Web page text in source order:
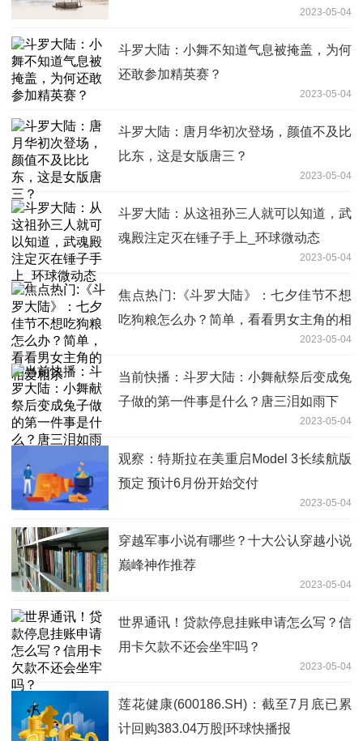
2023-05-04
斗罗大陆：小舞不知道气息被掩盖，为何
还敢参加精英赛？
2023-05-04
斗罗大陆：唐月华初次登场，颜值不及比
比东，这是女版唐三？
2023-05-04
斗罗大陆：从这祖孙三人就可以知道，武
魂殿注定灭在锤子手上_环球微动态
2023-05-04
焦点热门:《斗罗大陆》：七夕佳节不想
吃狗粮怎么办？简单，看看男女主角的相
2023-05-04
当前快播：斗罗大陆：小舞献祭后变成兔
子做的第一件事是什么？唐三泪如雨下
2023-05-04
观察：特斯拉在美重启Model 3长续航版
预定 预计6月份开始交付
2023-05-04
穿越军事小说有哪些？十大公认穿越小说
巅峰神作推荐
2023-05-04
世界通讯！贷款停息挂账申请怎么写？信
用卡欠款不还会坐牢吗？
2023-05-04
莲花健康(600186.SH)：截至7月底已累
计回购383.04万股|环球快播报